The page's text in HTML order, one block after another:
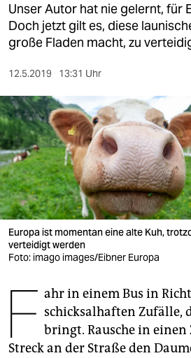
berlin
verlag
verlag
veranstaltungen
shop
fragen & hilfe
unterstützen
abo
genossenschaft
epaper login
Unser Autor hat nie gelernt, für
Doch jetzt gilt es, diese
große Fladen macht, zu
12.5.2019 13:31 Uhr
Europa ist momentan eine alte Kuh,
verteidigt werden
Foto: imago images/Eibner Europa
F ahr in einem Bus in
schicksalhaften Zufälle,
bringt. Rausche in einen
Streck an der Straße den